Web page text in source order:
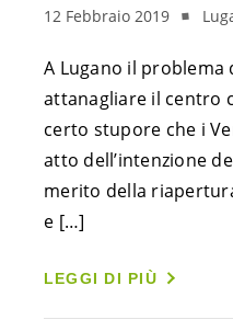
12 Febbraio 2019
A Lugano il
attanagliare il centro
certo stupore che i
atto dell’intenzione
merito della
e […]
LEGGI DI PIÙ